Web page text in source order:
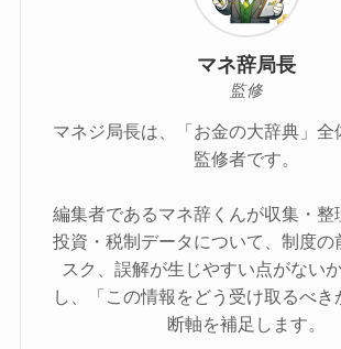
マネ辞局長
監修
マネジ局長は、「お金の大辞典」全
監修者です。
編集者であるマネ辞くんが収集・整
投資・税制データについて、制度の
スク、誤解が生じやすい点がない
し、「この情報をどう受け取るべき
断軸を補足します。